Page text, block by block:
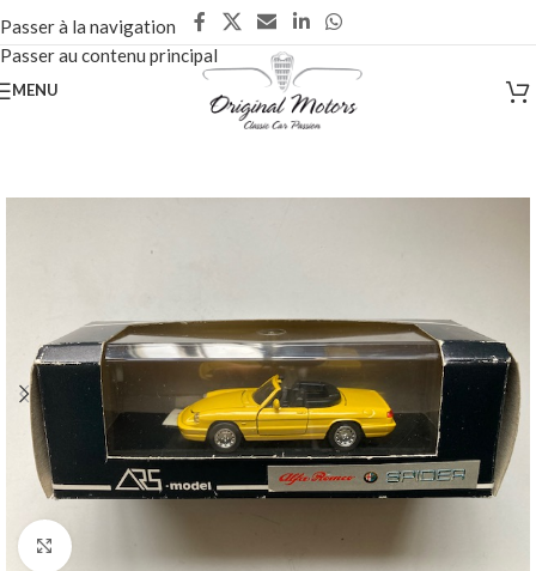
Passer à la navigation
Passer au contenu principal
MENU
Cliquez pour agrandir